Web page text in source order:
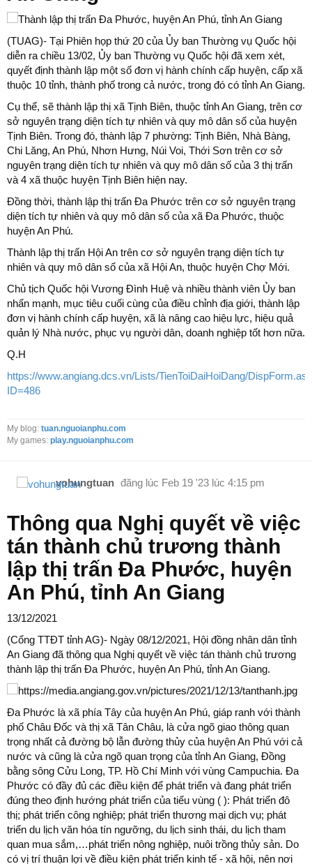
​(TUAG)- Tại Phiên họp thứ 20 của Ủy ban Thường vụ Quốc hội
diễn ra chiều 13/02, Ủy ban Thường vụ Quốc hội đã xem xét,
quyết định thành lập một số đơn vị hành chính cấp huyện, cấp xã
thuộc 10 tỉnh, thành phố trong cả nước, trong đó có tỉnh An Giang.
Cụ thể, sẽ thành lập thị xã Tịnh Biên, thuộc tỉnh An Giang, trên cơ
sở nguyên trạng diện tích tự nhiên và quy mô dân số của huyện
Tịnh Biên. Trong đó, thành lập 7 phường: Tịnh Biên, Nhà Bàng,
Chi Lăng, An Phú, Nhơn Hưng, Núi Voi, Thới Sơn trên cơ sở
nguyên trạng diện tích tự nhiên và quy mô dân số của 3 thị trấn
và 4 xã thuộc huyện Tịnh Biên hiện nay.
Đồng thời, thành lập thị trấn Đa Phước trên cơ sở nguyên trạng
diện tích tự nhiên và quy mô dân số của xã Đa Phước, thuộc
huyện An Phú.
Thành lập thị trấn Hội An trên cơ sở nguyên trạng diện tích tự
nhiên và quy mô dân số của xã Hội An, thuộc huyện Chợ Mới.
Chủ tịch Quốc hội Vương Đình Huệ và nhiều thành viên Ủy ban
nhấn mạnh, mục tiêu cuối cùng của điều chỉnh địa giới, thành lập
đơn vị hành chính cấp huyện, xã là nâng cao hiệu lực, hiệu quả
quản lý Nhà nước, phục vụ người dân, doanh nghiệp tốt hơn nữa.
Q.H
https://www.angiang.dcs.vn/Lists/TienToiDaiHoiDang/
ID=486
My blog: tuan.nguoianphu.com
My games: play.nguoianphu.com
vohungtuan đăng lúc Feb 19 '23 lúc 4:15 pm
Thông qua Nghị quyết về việc
tán thành chủ trương thành
lập thị trấn Đa Phước, huyện
An Phú, tỉnh An Giang
13/12/2021
(Cổng TTĐT tỉnh AG)- Ngày 08/12/2021, Hội đồng nhân dân tỉnh
An Giang đã thông qua Nghị quyết về việc tán thành chủ trương
thành lập thị trấn Đa Phước, huyện An Phú, tỉnh An Giang.
Đa Phước là xã phía Tây của huyện An Phú, giáp ranh với thành
phố Châu Đốc và thị xã Tân Châu, là cửa ngõ giao thông quan
trọng nhất cả đường bộ lẫn đường thủy của huyện An Phú với cả
nước và cũng là cửa ngõ quan trọng của tỉnh An Giang, Đồng
bằng sông Cửu Long, TP. Hồ Chí Minh với vùng Campuchia. Đa
Phước có đầy đủ các điều kiện để phát triển và đang phát triển
đúng theo định hướng phát triển của tiểu vùng ( ): Phát triển đô
thị; phát triển công nghiệp; phát triển thương mại dịch vụ; phát
triển du lịch văn hóa tín ngưỡng, du lịch sinh thái, du lịch tham
quan mua sắm,…phát triển nông nghiệp, nuôi trồng thủy sản. Do
có vị trí thuận lợi về điều kiện phát triển kinh tế - xã hội, nên nơi